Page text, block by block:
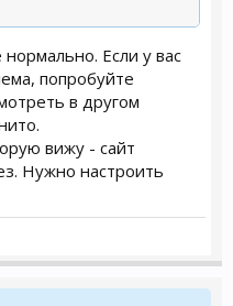
Если у вас
попробуйте
в другом
вижу - сайт
Нужно настроить